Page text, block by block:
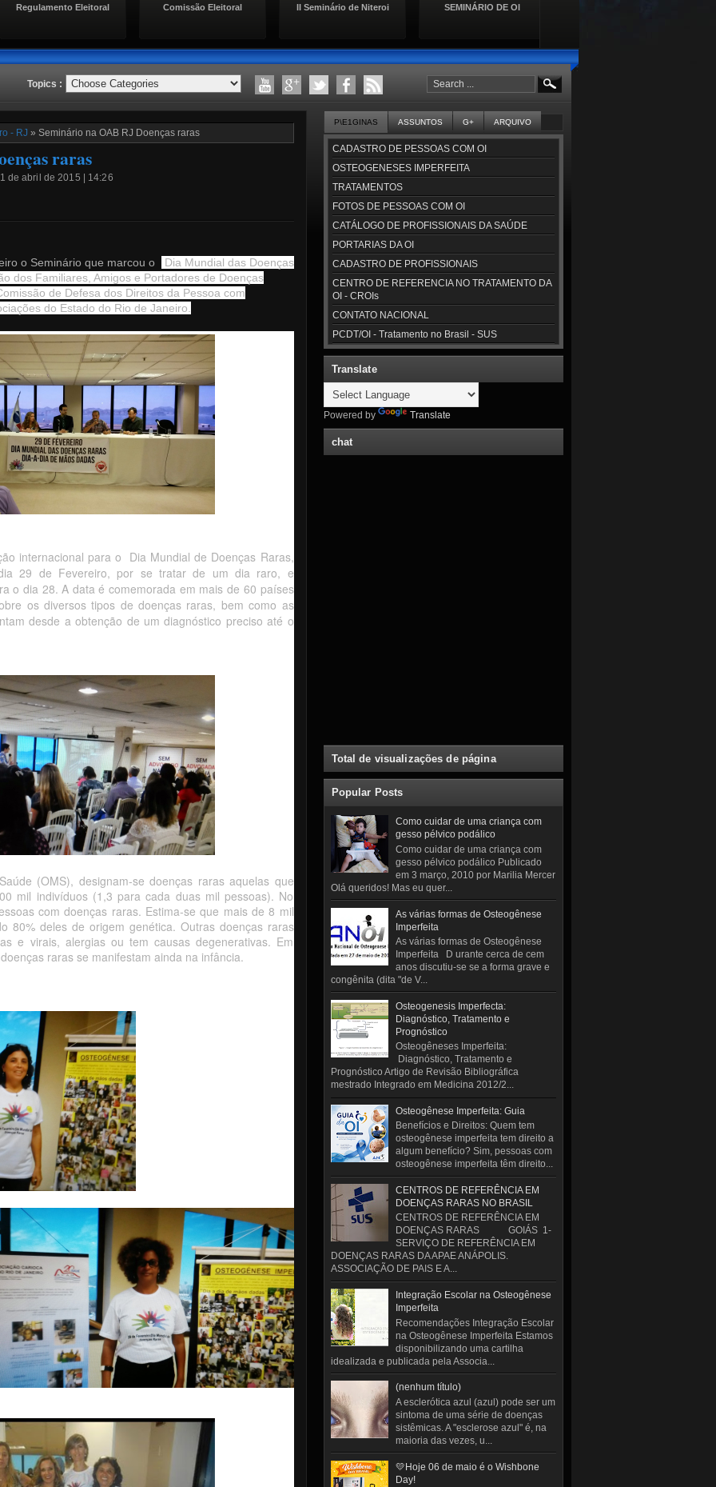
Regulamento Eleitoral Comissão Eleitoral II Seminário de Niteroi SEMINÁRIO DE OI
Topics :
- RJ » Seminário na OAB RJ Doenças raras
raras
de abril de 2015 | 14:26
o Seminário que marcou o Dia Mundial das Doenças
dos Familiares, Amigos e Portadores de Doenças
de Defesa dos Direitos da Pessoa com
do Estado do Rio de Janeiro.
internacional para o Dia Mundial de Doenças Raras,
29 de Fevereiro, por se tratar de um dia raro, e
o dia 28. A data é comemorada em mais de 60 países
os diversos tipos de doenças raras, bem como as
desde a obtenção de um diagnóstico preciso até o
(OMS), designam-se doenças raras aquelas que
mil indivíduos (1,3 para cada duas mil pessoas). No
com doenças raras. Estima-se que mais de 8 mil
80% deles de origem genética. Outras doenças raras
e virais, alergias ou tem causas degenerativas. Em
raras se manifestam ainda na infância.
P\E1GINAS ASSUNTOS G+ ARQUIVO
CADASTRO DE PESSOAS COM OI
OSTEOGENESES IMPERFEITA
TRATAMENTOS
FOTOS DE PESSOAS COM OI
CATÁLOGO DE PROFISSIONAIS DA SAÚDE
PORTARIAS DA OI
CADASTRO DE PROFISSIONAIS
CENTRO DE REFERENCIA NO TRATAMENTO DA
OI - CROIs
CONTATO NACIONAL
PCDT/OI - Tratamento no Brasil - SUS
Translate
Powered by Translate
chat
Total de visualizações de página
Popular Posts
Como cuidar de uma criança com
gesso pélvico podálico
Como cuidar de uma criança com
gesso pélvico podálico Publicado
em 3 março, 2010 por Marilia Mercer
Olá queridos! Mas eu quer...
As várias formas de Osteogênese
Imperfeita
As várias formas de Osteogênese
Imperfeita D urante cerca de cem
anos discutiu-se se a forma grave e
congênita (dita "de V...
Osteogenesis Imperfecta:
Diagnóstico, Tratamento e
Prognóstico
Osteogêneses Imperfeita:
Diagnóstico, Tratamento e
Prognóstico Artigo de Revisão Bibliográfica
mestrado Integrado em Medicina 2012/2...
Osteogênese Imperfeita: Guia
Benefícios e Direitos: Quem tem
osteogênese imperfeita tem direito a
algum benefício? Sim, pessoas com
osteogênese imperfeita têm direito...
CENTROS DE REFERÊNCIA EM
DOENÇAS RARAS NO BRASIL
CENTROS DE REFERÊNCIA EM
DOENÇAS RARAS GOIÁS 1-
SERVIÇO DE REFERÊNCIA EM
DOENÇAS RARAS DA APAE ANÁPOLIS.
ASSOCIAÇÃO DE PAIS E A...
Integração Escolar na Osteogênese
Imperfeita
Recomendações Integração Escolar
na Osteogênese Imperfeita Estamos
disponibilizando uma cartilha
idealizada e publicada pela Associa...
(nenhum título)
A esclerótica azul (azul) pode ser um
sintoma de uma série de doenças
sistêmicas. A "esclerose azul" é, na
maioria das vezes, u...
💛Hoje 06 de maio é o Wishbone
Day!